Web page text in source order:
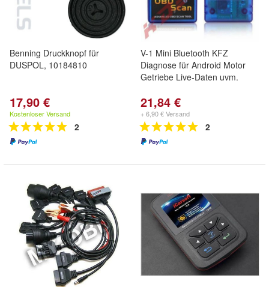
Benning Druckknopf für
DUSPOL, 10184810
17,90 €
Kostenloser Versand
2
V-1 Mini Bluetooth KFZ
Diagnose für Android Motor
Getriebe Live-Daten uvm.
21,84 €
+ 6,90 € Versand
2